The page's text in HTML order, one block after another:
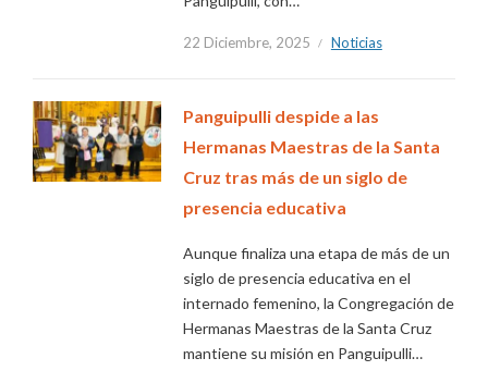
22 Diciembre, 2025 Noticias
Panguipulli despide a las
Hermanas Maestras de la Santa
Cruz tras más de un siglo de
presencia educativa
Aunque finaliza una etapa de más de un
siglo de presencia educativa en el
internado femenino, la Congregación de
Hermanas Maestras de la Santa Cruz
mantiene su misión en Panguipulli…